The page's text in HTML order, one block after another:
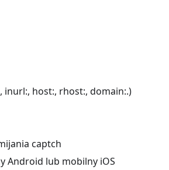
inurl:, host:, rhost:, domain:.)
captch
Android lub mobilny iOS